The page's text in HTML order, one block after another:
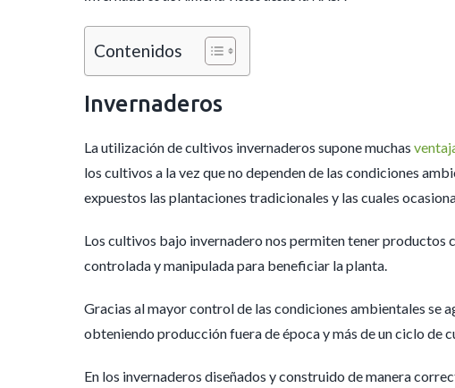
Contenidos
Invernaderos
La utilización de cultivos invernaderos supone muchas
los cultivos a la vez que no dependen de las condiciones
expuestos las plantaciones tradicionales y las cuales
Los cultivos bajo invernadero nos permiten tener productos
controlada y manipulada para beneficiar la planta.
Gracias al mayor control de las condiciones ambientales se
obteniendo producción fuera de época y más de un ciclo de
En los invernaderos diseñados y construido de manera